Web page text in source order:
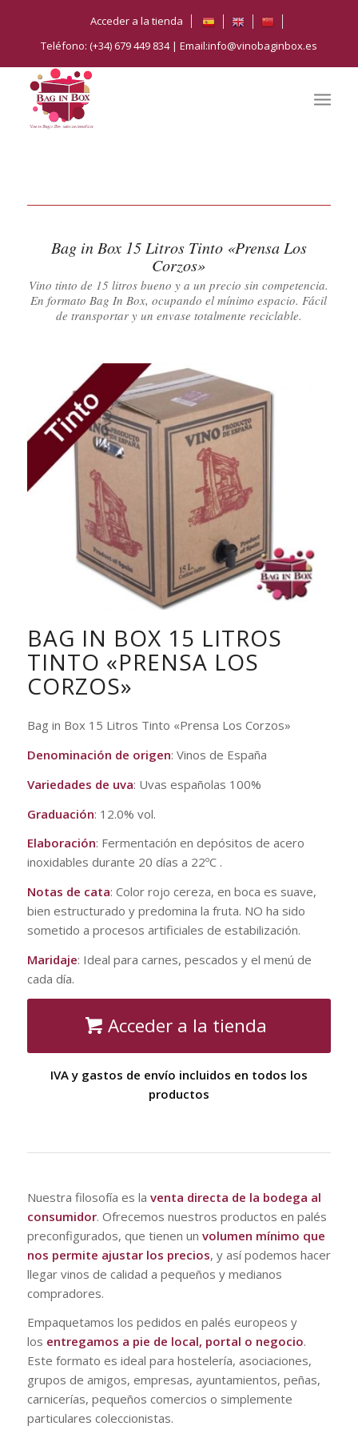
Acceder a la tienda
Teléfono: (+34) 679 449 834 | Email:info@vinobaginbox.es
Bag in Box 15 Litros Tinto «Prensa Los
Corzos»
Vino tinto de 15 litros bueno y a un precio sin competencia.
En formato Bag In Box, ocupando el mínimo espacio. Fácil
de transportar y un envase totalmente reciclable.
BAG IN BOX 15 LITROS
TINTO «PRENSA LOS
CORZOS»
Bag in Box 15 Litros Tinto «Prensa Los Corzos»
Denominación de origen: Vinos de España
Variedades de uva: Uvas españolas 100%
Graduación: 12.0% vol.
Elaboración: Fermentación en depósitos de acero
inoxidables durante 20 días a 22ºC .
Notas de cata: Color rojo cereza, en boca es suave,
bien estructurado y predomina la fruta. NO ha sido
sometido a procesos artificiales de estabilización.
Maridaje: Ideal para carnes, pescados y el menú de
cada día.
Acceder a la tienda
IVA y gastos de envío incluidos en todos los
productos
Nuestra filosofía es la venta directa de la bodega al
consumidor. Ofrecemos nuestros productos en palés
preconfigurados, que tienen un volumen mínimo que
nos permite ajustar los precios, y así podemos hacer
llegar vinos de calidad a pequeños y medianos
compradores.
Empaquetamos los pedidos en palés europeos y
los entregamos a pie de local, portal o negocio.
Este formato es ideal para hostelería, asociaciones,
grupos de amigos, empresas, ayuntamientos, peñas,
carnicerías, pequeños comercios o simplemente
particulares coleccionistas.